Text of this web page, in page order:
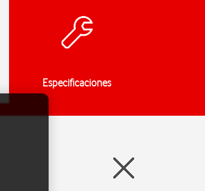
Especificaciones